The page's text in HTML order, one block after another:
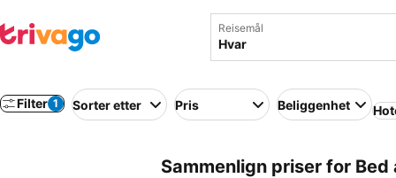
Reisemål
Filter 1 Sorter etter Pris Beliggenhet
Sammenlign priser for